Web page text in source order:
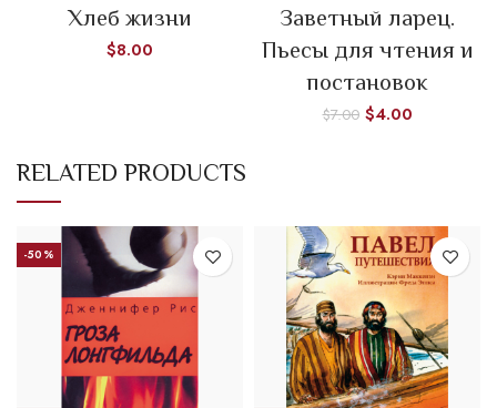
Хлеб жизни
$8.00
Заветный ларец.
Пьесы для чтения и
постановок
$7.00 $4.00
RELATED PRODUCTS
-50%